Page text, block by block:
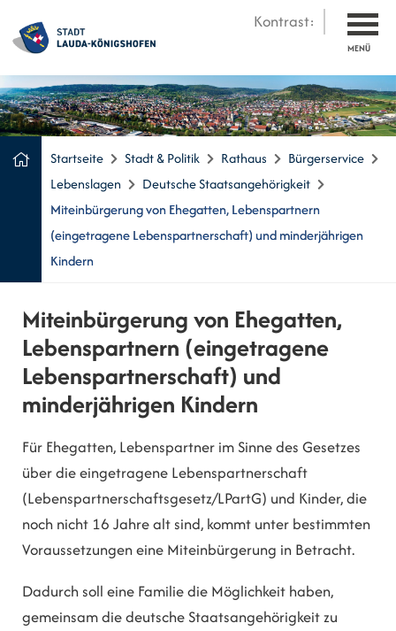
Kontrast:
MENÜ
Startseite Stadt & Politik Rathaus
Bürgerservice
Lebenslagen
Deutsche Staatsangehörigkeit
Miteinbürgerung von Ehegatten, Lebenspartnern
(eingetragene Lebenspartnerschaft) und minderjährigen
Kindern
Miteinbürgerung von Ehegatten,
Lebenspartnern (eingetragene
Lebenspartnerschaft) und
minderjährigen Kindern
Für Ehegatten, Lebenspartner im Sinne des Gesetzes
über die eingetragene Lebenspartnerschaft
(Lebenspartnerschaftsgesetz/LPartG) und Kinder, die
noch nicht 16 Jahre alt sind, kommt unter bestimmten
Voraussetzungen eine Miteinbürgerung in Betracht.
Dadurch soll eine Familie die Möglichkeit haben,
gemeinsam die deutsche Staatsangehörigkeit zu